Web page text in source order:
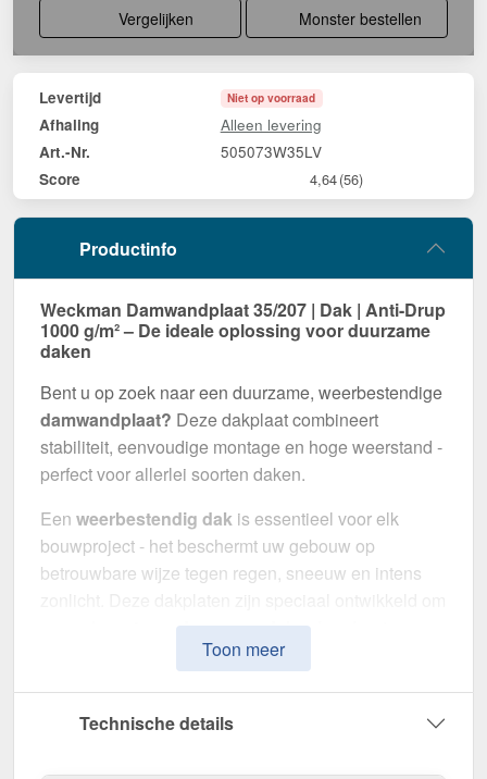
Vergelijken Monster bestellen
Levertijd Niet op voorraad
Afhaling Alleen levering
Art.-Nr. 505073W35LV
Score 4,64(56)
Productinfo
Weckman Damwandplaat 35/207 | Dak | Anti-Drup
1000 g/m² – De ideale oplossing voor duurzame
daken
Bent u op zoek naar een duurzame, weerbestendige
damwandplaat? Deze dakplaat combineert
stabiliteit, eenvoudige montage en hoge weerstand -
perfect voor allerlei soorten daken.
Een weerbestendig dak is essentieel voor elk
bouwproject - het beschermt uw gebouw op
betrouwbare wijze tegen regen, sneeuw en intens
robuuste en duurzame dakoplossing
bieden. Het maakt indruk met eenvoudige montage,
Gemaakt vanStaalmet een
materiaaldikte van 0,50
Toon meer
Technische details